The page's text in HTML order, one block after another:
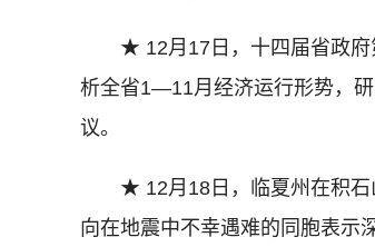
★ 12月17日，十四届省政府
析全省1—11月经济运行形势，
议。
★ 12月18日，临夏州在积石山
向在地震中不幸遇难的同胞表示